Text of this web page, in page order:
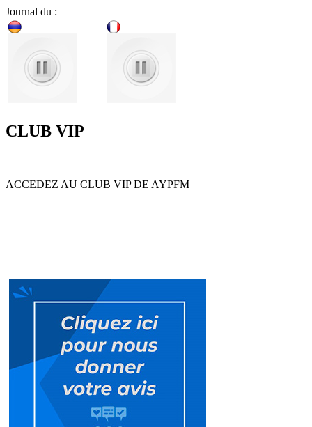
Journal du :
CLUB VIP
ACCEDEZ AU CLUB VIP DE AYPFM